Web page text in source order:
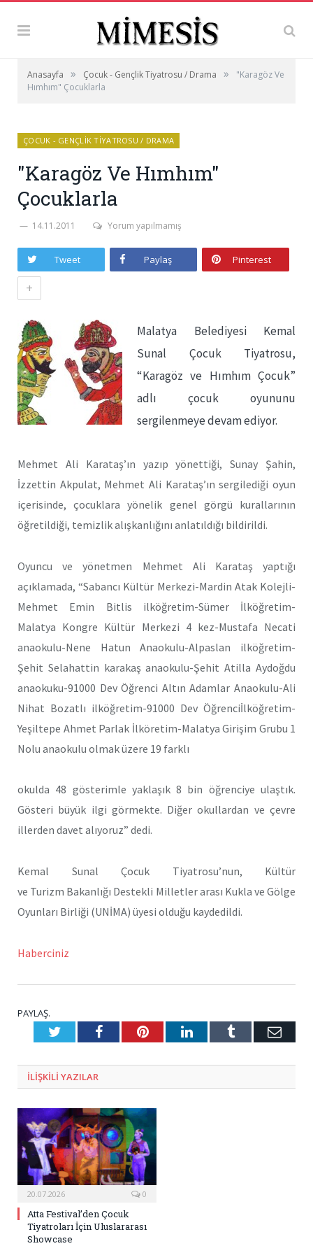
Anasayfa » Çocuk - Gençlik Tiyatrosu / Drama »
"Karagöz Ve
Hımhım" Çocuklarla
ÇOCUK - GENÇLIK TIYATROSU / DRAMA
"Karagöz Ve Hımhım"
Çocuklarla
14.11.2011 Yorum yapılmamış
Tweet Paylaş Pinterest
+
Malatya Belediyesi Kemal
Sunal Çocuk Tiyatrosu,
“Karagöz ve Hımhım Çocuk”
adlı çocuk oyununu
sergilenmeye devam ediyor.
Mehmet Ali Karataş’ın yazıp yönettiği, Sunay Şahin,
İzzettin Akpulat, Mehmet Ali Karataş’ın sergilediği oyun
içerisinde, çocuklara yönelik genel görgü kurallarının
öğretildiği, temizlik alışkanlığını anlatıldığı bildirildi.
Oyuncu ve yönetmen Mehmet Ali Karataş yaptığı
açıklamada, “Sabancı Kültür Merkezi-Mardin Atak Kolejli-
Mehmet Emin Bitlis ilköğretim-Sümer İlköğretim-
Malatya Kongre Kültür Merkezi 4 kez-Mustafa Necati
anaokulu-Nene Hatun Anaokulu-Alpaslan ilköğretim-
Şehit Selahattin karakaş anaokulu-Şehit Atilla Aydoğdu
anaokuku-91000 Dev Öğrenci Altın Adamlar Anaokulu-Ali
Nihat Bozatlı ilköğretim-91000 Dev Öğrenciİlköğretim-
Yeşiltepe Ahmet Parlak İlköretim-Malatya Girişim Grubu 1
Nolu anaokulu olmak üzere 19 farklı
okulda 48 gösterimle yaklaşık 8 bin öğrenciye ulaştık.
Gösteri büyük ilgi görmekte. Diğer okullardan ve çevre
illerden davet alıyoruz” dedi.
Kemal Sunal Çocuk Tiyatrosu’nun, Kültür
ve Turizm Bakanlığı Destekli Milletler arası Kukla ve Gölge
Oyunları Birliği (UNİMA) üyesi olduğu kaydedildi.
Haberciniz
PAYLAŞ.
TwitterFacebookPinterestLinkedInTumblr E-
ILIŞKILI YAZILAR
20.07.2026 0
Atta Festival’den Çocuk
Tiyatroları İçin Uluslararası
Showcase